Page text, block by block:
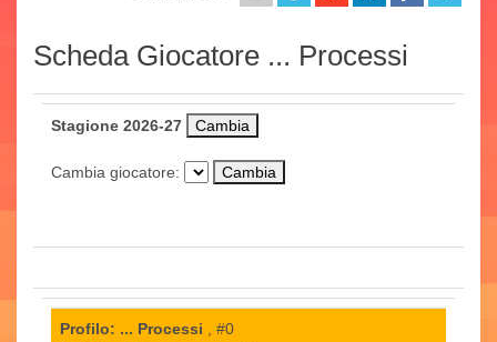
Scheda Giocatore ... Processi
Stagione 2026-27
Cambia giocatore:
Profilo: ... Processi , #0